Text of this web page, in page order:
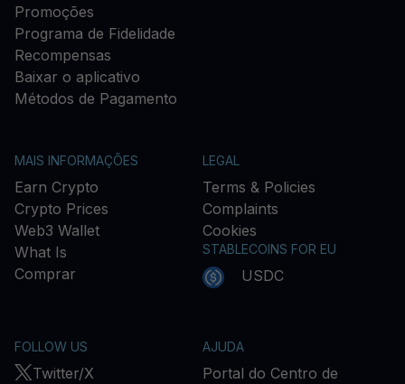
Promoções
Programa de Fidelidade
Recompensas
Baixar o aplicativo
Métodos de Pagamento
MAIS INFORMAÇÕES
Earn Crypto
Crypto Prices
Web3 Wallet
What Is
Comprar
LEGAL
Terms & Policies
Complaints
Cookies
STABLECOINS FOR EU
USDC
FOLLOW US
Twitter/X
AJUDA
Portal do Centro de